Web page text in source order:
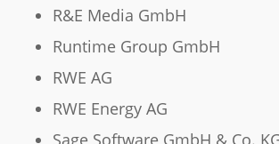
R&E Media GmbH
Runtime Group GmbH
RWE AG
RWE Energy AG
Sage Software GmbH & Co.